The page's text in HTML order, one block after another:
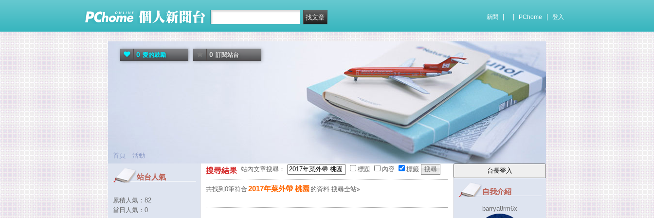
新聞 PChome 登入
0 愛的鼓勵 0 訂閱站台
首頁 活動
搜尋結果 站內文章搜尋： 標題 內容 標籤
共找到0筆符合 2017年菜外帶 桃園 的資料 搜尋全站» 自我介紹
barrya8rm6x
站台人氣
累積人氣： 82
當日人氣： 0